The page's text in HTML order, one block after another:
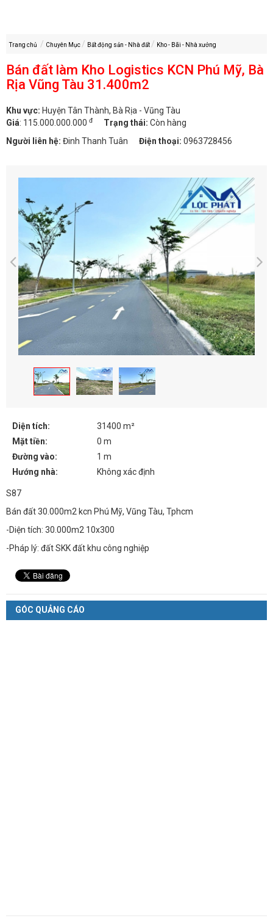
Trang chủ Chuyên Mục Bất động sản - Nhà đất Kho - Bãi - Nhà xưởng
Bán đất làm Kho Logistics KCN Phú Mỹ, Bà
Rịa Vũng Tàu 31.400m2
Khu vực: Huyện Tân Thành, Bà Rịa - Vũng Tàu
Giá: 115.000.000.000 đ Trạng thái: Còn hàng
Người liên hệ: Đinh Thanh Tuân Điện thoại: 0963728456
Diện tích:
31400 m²
Mặt tiền:
0 m
Đường vào:
1 m
Hướng nhà:
Không xác định
S87
Bán đất 30.000m2 kcn Phú Mỹ, Vũng Tàu, Tphcm
-Diện tích: 30.000m2 10x300
-Pháp lý: đất SKK đất khu công nghiệp
GÓC QUẢNG CÁO